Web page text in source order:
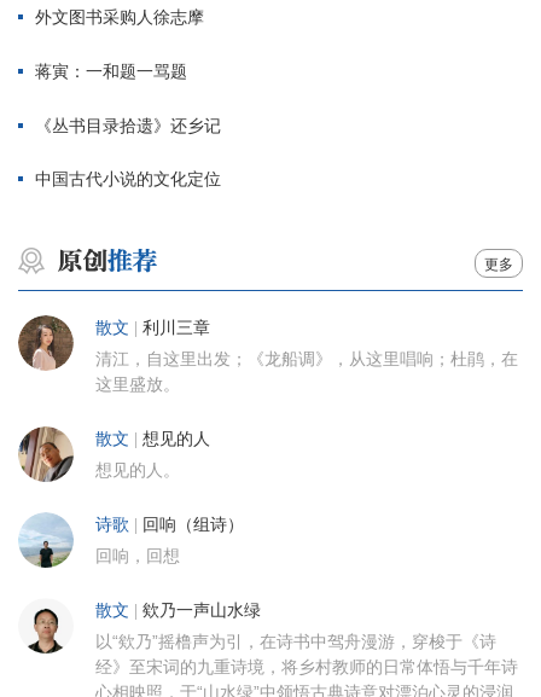
外文图书采购人徐志摩
蒋寅：一和题一骂题
《丛书目录拾遗》还乡记
中国古代小说的文化定位
更多
散文 利川三章
清江，自这里出发；《龙船调》，从这里唱响；杜鹃，在
这里盛放。
散文 想见的人
想见的人。
诗歌 回响（组诗）
回响，回想
散文 欸乃一声山水绿
以“欸乃”摇橹声为引，在诗书中驾舟漫游，穿梭于《诗
经》至宋词的九重诗境，将乡村教师的日常体悟与千年诗
心相映照，于“山水绿”中领悟古典诗意对漂泊心灵的浸润